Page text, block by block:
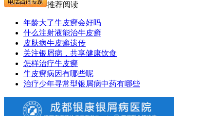
推荐阅读
年龄大了牛皮癣会好吗
什么注射液能治牛皮癣
皮肤病牛皮癣遗传
关注银屑病，共享健康饮食
怎样治疗牛皮癣
牛皮癣病因有哪些呢
治疗少年寻常型银屑病中药有哪些